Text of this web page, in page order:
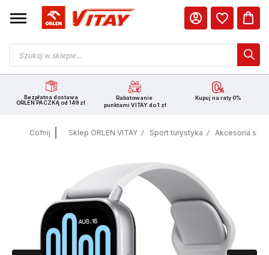
Bezpłatna dostawa
ORLEN PACZKĄ od 149 zł
Rabatowanie
punktami VITAY do 1 zł
Kupuj na raty 0%
Cofnij Sklep ORLEN VITAY Sport turystyka Akcesoria